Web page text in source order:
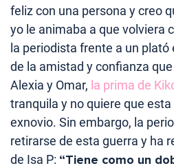
feliz con una persona y creo
yo le animaba a que volviera
la periodista frente a un
de la amistad y confianza
Alexia y Omar, la prima de
tranquila y no quiere que
exnovio. Sin embargo, la
retirarse de esta guerra y ha
de Isa P: “Tiene como un